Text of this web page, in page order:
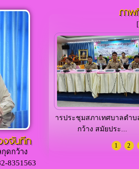
จันทึก
ดกว้าง
8351563
ภา
ตำบลกุด
...
ทศบาลตำบลกุดกว้าง ได้ร่ว
ชุมชนบ้าน...
1 2